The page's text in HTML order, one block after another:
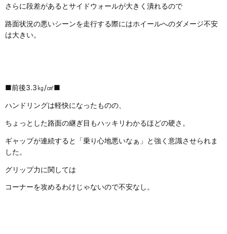
さらに段差があるとサイドウォールが大きく潰れるので
路面状況の悪いシーンを走行する際にはホイールへのダメージ不安
は大きい。
■前後3.3㎏/㎠■
ハンドリングは軽快になったものの、
ちょっとした路面の継ぎ目もハッキリわかるほどの硬さ。
ギャップが連続すると「乗り心地悪いなぁ」と強く意識させられま
した。
グリップ力に関しては
コーナーを攻めるわけじゃないので不安なし。